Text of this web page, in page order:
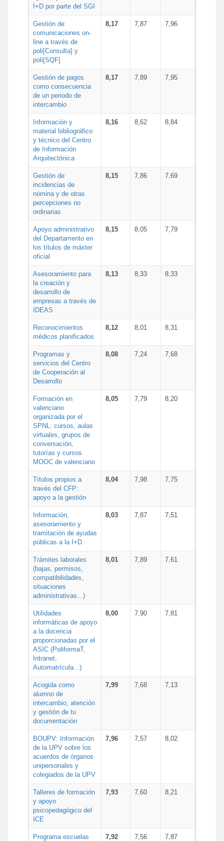
I+D por parte del SGI
Gestión de
comunicaciones on-
line a través de
poli[Consulta] y
poli[SQF]
8,17 7,87 7,96
Gestión de pagos
como consecuencia
de un periodo de
intercambio
8,17 7,89 7,95
Información y
material bibliográfico
y técnico del Centro
de Información
Arquitectónica
8,16 8,62 8,84
Gestión de
incidencias de
nómina y de otras
percepciones no
ordinarias
8,15 7,86 7,69
Apoyo administrativo
del Departamento en
los títulos de máster
oficial
8,15 8,05 7,79
Asesoramiento para
la creación y
desarrollo de
empresas a través de
IDEAS
8,13 8,33 8,33
Reconocimientos
médicos planificados
8,12 8,01 8,31
Programas y
servicios del Centro
de Cooperación al
Desarrollo
8,08 7,24 7,68
Formación en
valenciano
organizada por el
SPNL: cursos, aulas
virtuales, grupos de
conversación,
tutorías y cursos
MOOC de valenciano
8,05 7,79 8,20
Títulos propios a
través del CFP:
apoyo a la gestión
8,04 7,98 7,75
Información,
asesoramiento y
tramitación de ayudas
públicas a la I+D
8,03 7,87 7,51
Trámites laborales
(bajas, permisos,
compatibilidades,
situaciones
administrativas...)
8,01 7,89 7,61
Utilidades
informáticas de apoyo
a la docencia
proporcionadas por el
ASIC (PoliformaT,
Intranet,
Automatrícula...)
8,00 7,90 7,81
Acogida como
alumno de
intercambio, atención
y gestión de tu
documentación
7,99 7,68 7,13
BOUPV: Información
de la UPV sobre los
acuerdos de órganos
unipersonales y
colegiados de la UPV
7,96 7,57 8,02
Talleres de formación
y apoyo
psicopedagógico del
ICE
7,93 7,60 8,21
Programa escuelas
7,92 7,56 7,87